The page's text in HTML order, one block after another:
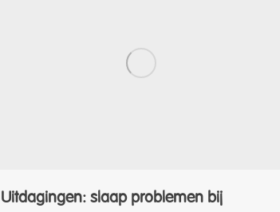
Uitdagingen: slaap problemen bij